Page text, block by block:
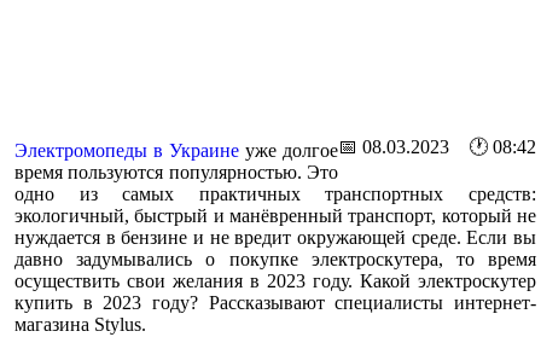
📅 08.03.2023 🕐 08:42
Электромопеды в Украине уже долгое
время пользуются популярностью. Это
одно из самых практичных транспортных средств:
экологичный, быстрый и манёвренный транспорт, который не
нуждается в бензине и не вредит окружающей среде. Если вы
давно задумывались о покупке электроскутера, то время
осуществить свои желания в 2023 году. Какой электроскутер
купить в 2023 году? Рассказывают специалисты интернет-
магазина Stylus.